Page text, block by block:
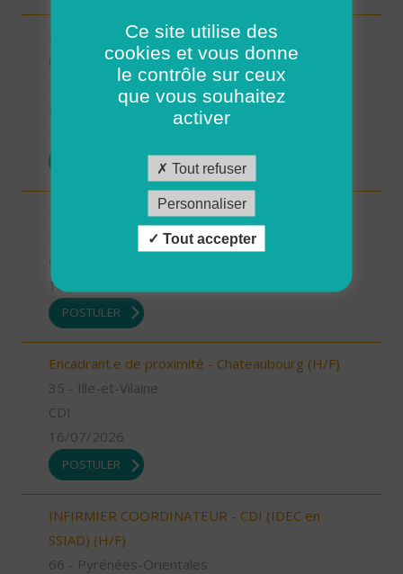
INTERVENANT.E A DOMICILE - VAL COUESNON
(H/F)
35 - Ille-et-Vilaine
Possibilité de CDI ou CDD
1 Auxiliaire de vie de nuit (H/F)
16/07/2026
POSTULER
Encadrant.e de proximité - Chateaubourg (H/F)
35 - Ille-et-Vilaine
CDI
16/07/2026
POSTULER
INFIRMIER COORDINATEUR - CDI (IDEC en
SSIAD) (H/F)
66 - Pyrénées-Orientales
Ce site utilise des
cookies et vous donne
le contrôle sur ceux
que vous souhaitez
activer
Tout refuser
Personnaliser
Tout accepter